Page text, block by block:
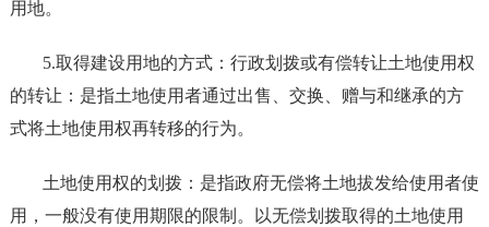
用地。
5.取得建设用地的方式：行政划拨或有偿转让土地使用权
的转让：是指土地使用者通过出售、交换、赠与和继承的方
式将土地使用权再转移的行为。
土地使用权的划拨：是指政府无偿将土地拔发给使用者使
用，一般没有使用期限的限制。以无偿划拨取得的土地使用